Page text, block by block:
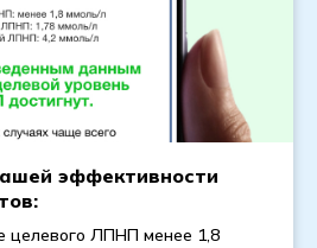
эффективности
целевого ЛПНП менее 1,8